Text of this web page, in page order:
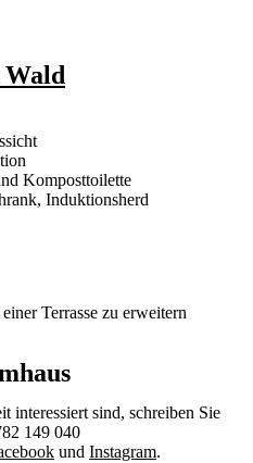
Wald
Komposttoilette
Induktionsherd
Terrasse zu erweitern
interessiert sind, schreiben Sie
149 040
und Instagram.